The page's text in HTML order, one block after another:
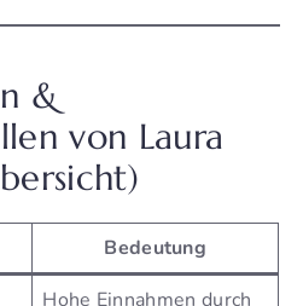
&
von Laura
Bedeutung
Hohe Einnahmen durch